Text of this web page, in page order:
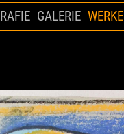
GALERIE WERKE